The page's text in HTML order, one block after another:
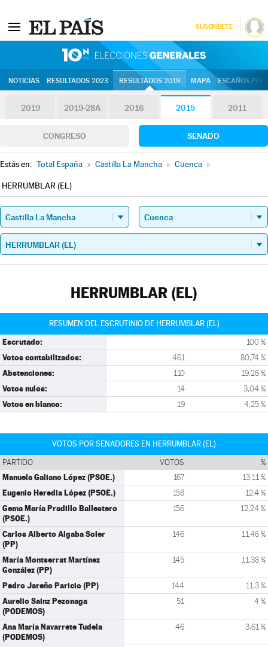
SUSCRÍBETE
NOTICIAS RESULTADOS 2023 RESULTADOS 2019 MAPA ESCAÑOS
2019 2019-28A 2016 2015 2011
CONGRESO SENADO
Estás en: Total España » Castilla La Mancha » Cuenca »
HERRUMBLAR (EL)
HERRUMBLAR (EL)
RESUMEN DEL ESCRUTINIO DE HERRUMBLAR (EL)
Escrutado: 100 %
Votos contabilizados: 461 80,74 %
Abstenciones: 110 19,26 %
Votos nulos: 14 3,04 %
Votos en blanco: 19 4,25 %
VOTOS POR SENADORES EN HERRUMBLAR (EL)
PARTIDO VOTOS %
Manuela Galiano López (PSOE.) 167 13,11 %
Eugenio Heredia López (PSOE.) 158 12,4 %
Gema María Pradillo Ballestero
(PSOE.)
156 12,24 %
Carlos Alberto Algaba Soler
(PP)
146 11,46 %
María Montserrat Martínez
González (PP)
145 11,38 %
Pedro Jareño Paricio (PP) 144 11,3 %
Aurelio Sainz Pezonaga
(PODEMOS)
51 4 %
Ana María Navarrete Tudela
(PODEMOS)
46 3,61 %